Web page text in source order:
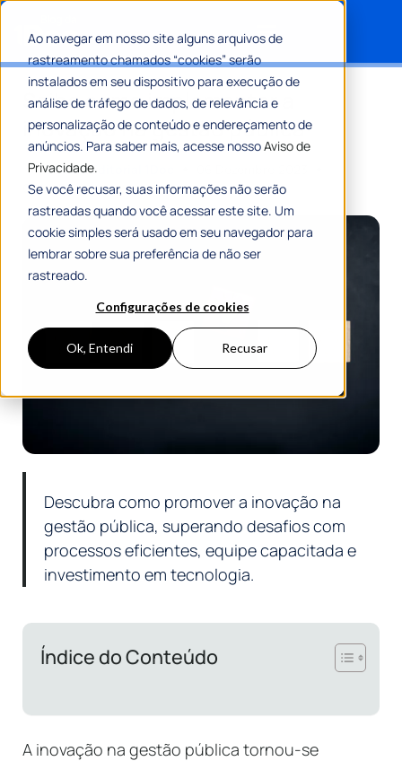
Ao navegar em nosso site alguns arquivos de
rastreamento chamados “cookies” serão
instalados em seu dispositivo para execução de
análise de tráfego de dados, de relevância e
personalização de conteúdo e endereçamento de
anúncios. Para saber mais, acesse nossoAviso de
Privacidade.
Se você recusar, suas informações não serão
rastreadas quando você acessar este site. Um
cookie simples será usado em seu navegador para
lembrar sobre sua preferência de não ser
rastreado.
Configurações de cookies
Ok, Entendi Recusar
Saiba como implementar a
inovação na gestão pública
PorEquipe Editorial 1Doc
6 Min De Leitura
Descubra como promover a inovação na
gestão pública, superando desafios com
processos eficientes, equipe capacitada e
investimento em tecnologia.
Índice do Conteúdo
A inovação na gestão pública tornou-se